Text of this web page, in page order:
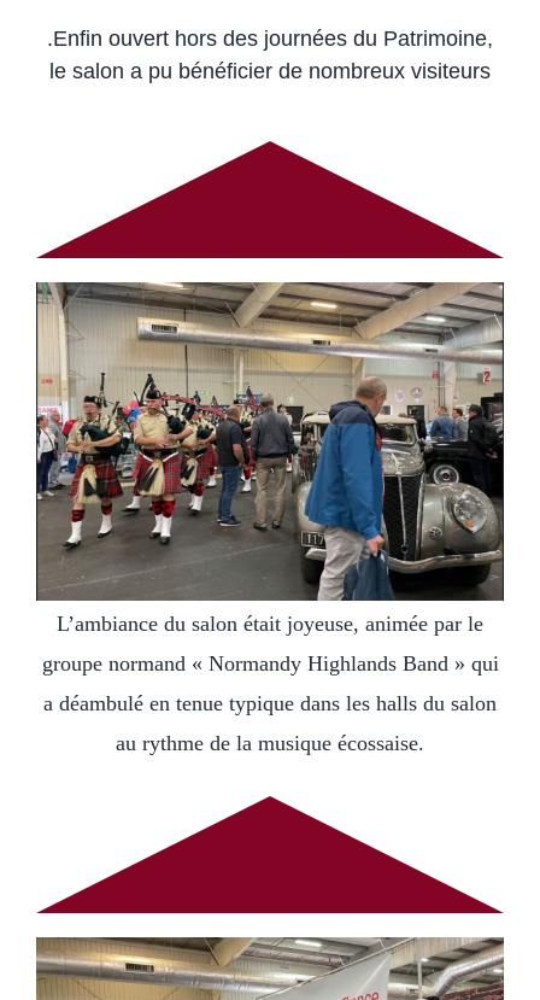
.Enfin ouvert hors des journées du Patrimoine,
le salon a pu bénéficier de nombreux visiteurs
L’ambiance du salon était joyeuse, animée par le
groupe normand « Normandy Highlands Band » qui
a déambulé en tenue typique dans les halls du salon
au rythme de la musique écossaise.